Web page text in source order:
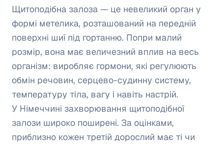
Щитоподібна залоза — це невеликий орган у
формі метелика, розташований на передній
поверхні шиї під гортанню. Попри малий
розмір, вона має величезний вплив на весь
організм: виробляє гормони, які регулюють
обмін речовин, серцево-судинну систему,
температуру тіла, вагу і навіть настрій.
У Німеччині захворювання щитоподібної
залози широко поширені. За оцінками,
приблизно кожен третій дорослий має ті чи